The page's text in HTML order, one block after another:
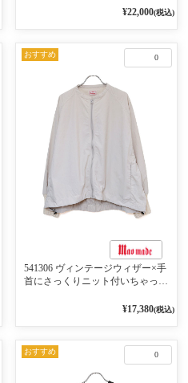
¥22,000(税込)
0
おすすめ
541306 ヴィンテージウィザー×手
首にさっくりニット付いちゃった
¥17,380(税込)
0
おすすめ